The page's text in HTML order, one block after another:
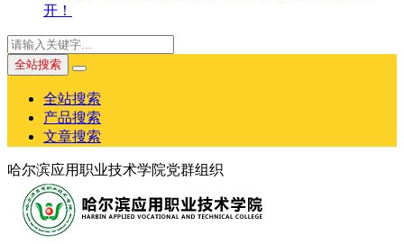
开！
全站搜索
全站搜索
产品搜索
文章搜索
哈尔滨应用职业技术学院党群组织